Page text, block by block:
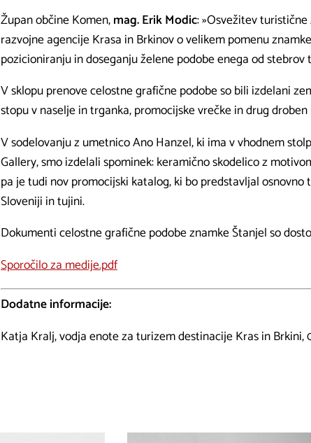
Župan občine Komen,mag. Erik Modic: »Osvežitev
razvojne agencije Krasa in Brkinov o velikem pomenu
pozicioniranju in doseganju želene podobe enega od stebrov
V sklopu prenove celostne grafične podobe so bili izdelani
stopu v naselje in trganka, promocijske vrečke in drug
V sodelovanju z umetnico Ano Hanzel, ki ima v vhodnem
Gallery, smo izdelali spominek: keramično skodelico z
pa je tudi nov promocijski katalog, ki bo predstavljal
Sloveniji in tujini.
Dokumenti celostne grafične podobe znamke Štanjel so
Sporočilo za medije.pdf
Dodatne informacije:
Katja Kralj, vodja enote za turizem destinacije Kras in Brkini,